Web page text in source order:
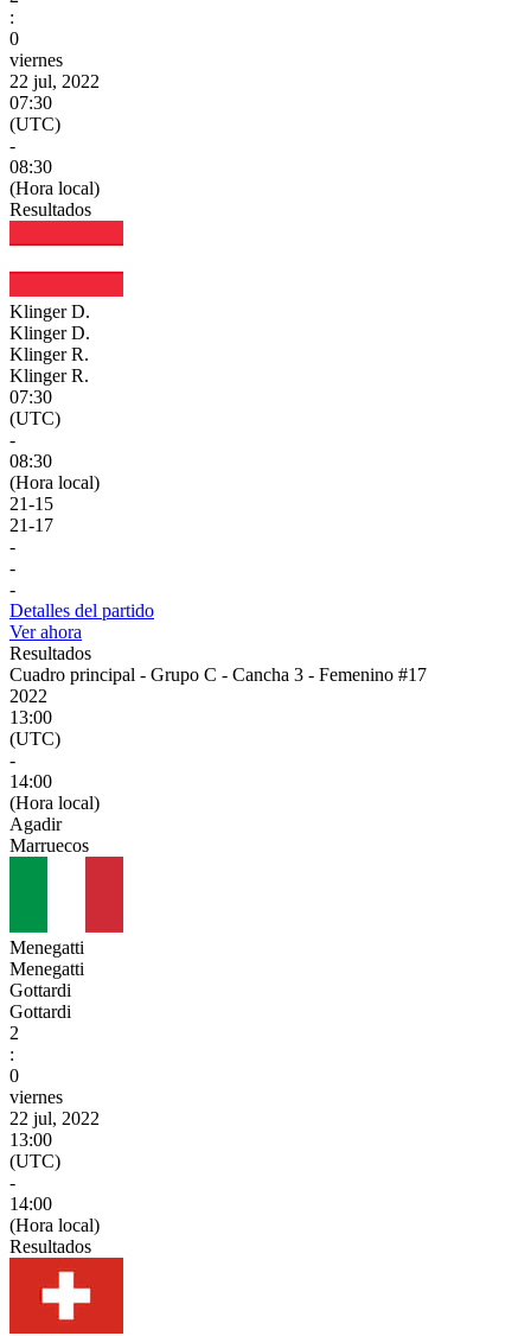
:
0
viernes
22 jul, 2022
07:30
(UTC)
-
08:30
(Hora local)
Resultados
Klinger D.
Klinger D.
Klinger R.
Klinger R.
07:30
(UTC)
-
08:30
(Hora local)
21-15
21-17
-
-
-
Detalles del partido
Ver ahora
Resultados
Cuadro principal - Grupo C - Cancha 3 - Femenino #17
2022
13:00
(UTC)
-
14:00
(Hora local)
Agadir
Marruecos
Menegatti
Menegatti
Gottardi
Gottardi
2
:
0
viernes
22 jul, 2022
13:00
(UTC)
-
14:00
(Hora local)
Resultados